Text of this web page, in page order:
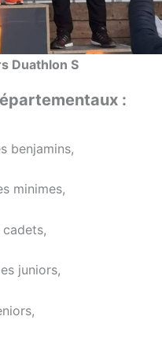
Duathlon S
:
benjamins,
minimes,
juniors,